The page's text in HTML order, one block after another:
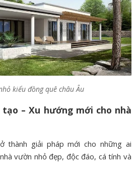
kiểu đồng quê châu Âu
– Xu hướng mới cho nhà
thành giải pháp mới cho những ai
vườn nhỏ đẹp, độc đáo, cá tính và